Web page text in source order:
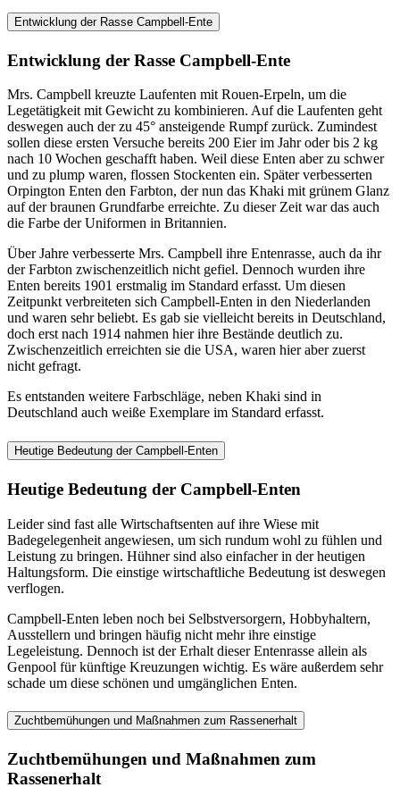
Entwicklung der Rasse Campbell-Ente
Entwicklung der Rasse Campbell-Ente
Mrs. Campbell kreuzte Laufenten mit Rouen-Erpeln, um die
Legetätigkeit mit Gewicht zu kombinieren. Auf die Laufenten geht
deswegen auch der zu 45° ansteigende Rumpf zurück. Zumindest
sollen diese ersten Versuche bereits 200 Eier im Jahr oder bis 2 kg
nach 10 Wochen geschafft haben. Weil diese Enten aber zu schwer
und zu plump waren, flossen Stockenten ein. Später verbesserten
Orpington Enten den Farbton, der nun das Khaki mit grünem Glanz
auf der braunen Grundfarbe erreichte. Zu dieser Zeit war das auch
die Farbe der Uniformen in Britannien.
Über Jahre verbesserte Mrs. Campbell ihre Entenrasse, auch da ihr
der Farbton zwischenzeitlich nicht gefiel. Dennoch wurden ihre
Enten bereits 1901 erstmalig im Standard erfasst. Um diesen
Zeitpunkt verbreiteten sich Campbell-Enten in den Niederlanden
und waren sehr beliebt. Es gab sie vielleicht bereits in Deutschland,
doch erst nach 1914 nahmen hier ihre Bestände deutlich zu.
Zwischenzeitlich erreichten sie die USA, waren hier aber zuerst
nicht gefragt.
Es entstanden weitere Farbschläge, neben Khaki sind in
Deutschland auch weiße Exemplare im Standard erfasst.
Heutige Bedeutung der Campbell-Enten
Heutige Bedeutung der Campbell-Enten
Leider sind fast alle Wirtschaftsenten auf ihre Wiese mit
Badegelegenheit angewiesen, um sich rundum wohl zu fühlen und
Leistung zu bringen. Hühner sind also einfacher in der heutigen
Haltungsform. Die einstige wirtschaftliche Bedeutung ist deswegen
verflogen.
Campbell-Enten leben noch bei Selbstversorgern, Hobbyhaltern,
Ausstellern und bringen häufig nicht mehr ihre einstige
Legeleistung. Dennoch ist der Erhalt dieser Entenrasse allein als
Genpool für künftige Kreuzungen wichtig. Es wäre außerdem sehr
schade um diese schönen und umgänglichen Enten.
Zuchtbemühungen und Maßnahmen zum Rassenerhalt
Zuchtbemühungen und Maßnahmen zum
Rassenerhalt